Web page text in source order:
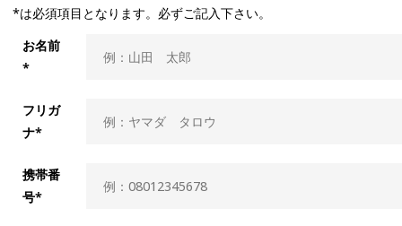
*は必須項目となります。必ずご記入下さい。
お名前
*
フリガ
ナ*
携帯番
号*